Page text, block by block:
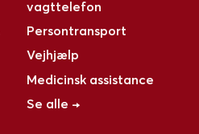
vagttelefon
Persontransport
Vejhjælp
Medicinsk assistance
Se alle →